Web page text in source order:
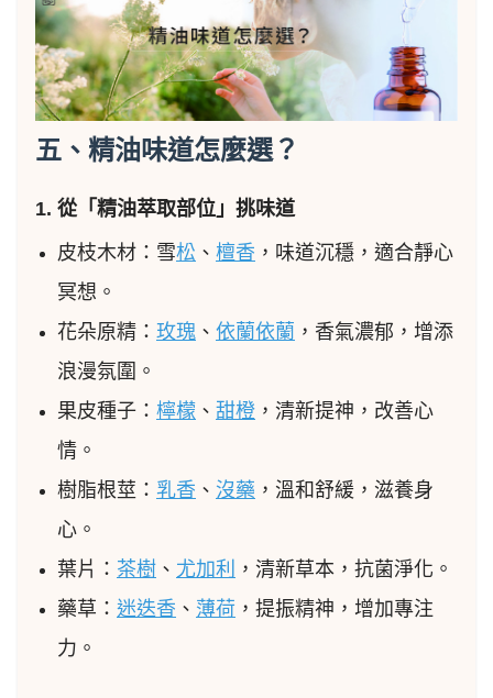
五、精油味道怎麼選？
1. 從「精油萃取部位」挑味道
皮枝木材：雪松 、 檀香 ，味道沉穩，適合靜心
冥想。
花朵原精： 玫瑰 、 依蘭依蘭 ，香氣濃郁，增添
浪漫氛圍。
果皮種子： 檸檬 、 甜橙 ，清新提神，改善心
情。
樹脂根莖： 乳香 、 沒藥 ，溫和舒緩，滋養身
心。
葉片： 茶樹 、 尤加利
，清新草本，抗菌淨化。
藥草： 迷迭香 、 薄荷 ，提振精神，增加專注
力。